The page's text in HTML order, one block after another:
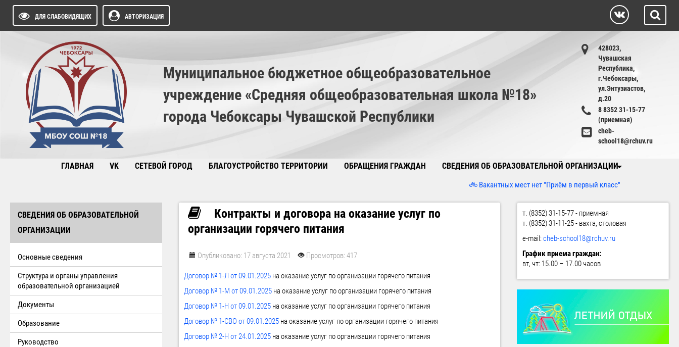
ДЛЯ СЛАБОВИДЯЩИХ АВТОРИЗАЦИЯ
Муниципальное бюджетное общеобразовательное
учреждение «Средняя общеобразовательная школа №18»
города Чебоксары Чувашской Республики
428023,
Чувашская
Республика,
г.Чебоксары,
ул.Энтузиастов,
д.20
8 8352 31-15-77
(приемная)
cheb-
school18@rchuv.ru
ГЛАВНАЯ VK СЕТЕВОЙ ГОРОД БЛАГОУСТРОЙСТВО ТЕРРИТОРИИ ОБРАЩЕНИЯ ГРАЖДАН СВЕДЕНИЯ ОБ ОБРАЗОВАТЕЛЬНОЙ ОРГАНИЗАЦИИ
🚲 Вакантных мест нет "Приём в первый класс"
СВЕДЕНИЯ ОБ ОБРАЗОВАТЕЛЬНОЙ
ОРГАНИЗАЦИИ
Основные сведения
Структура и органы управления
образовательной организацией
Документы
Образование
Руководство
Контракты и договора на оказание услуг по
организации горячего питания
Опубликовано: 17 августа 2021 Просмотров: 417
Договор № 1-Л от 09.01.2025 на оказание услуг по организации горячего питания
Договор № 1-М от 09.01.2025 на оказание услуг по организации горячего питания
Договор № 1-Н от 09.01.2025 на оказание услуг по организации горячего питания
Договор № 1-СВО от 09.01.2025 на оказание услуг по организации горячего питания
Договор № 2-Н от 24.01.2025 на оказание услуг по организации горячего питания
т. (8352) 31-15-77 - приемная
т. (8352) 31-11-25 - вахта, столовая
e-mail:cheb-school18@rchuv.ru
График приема граждан:
вт, чт: 15.00 – 17.00 часов